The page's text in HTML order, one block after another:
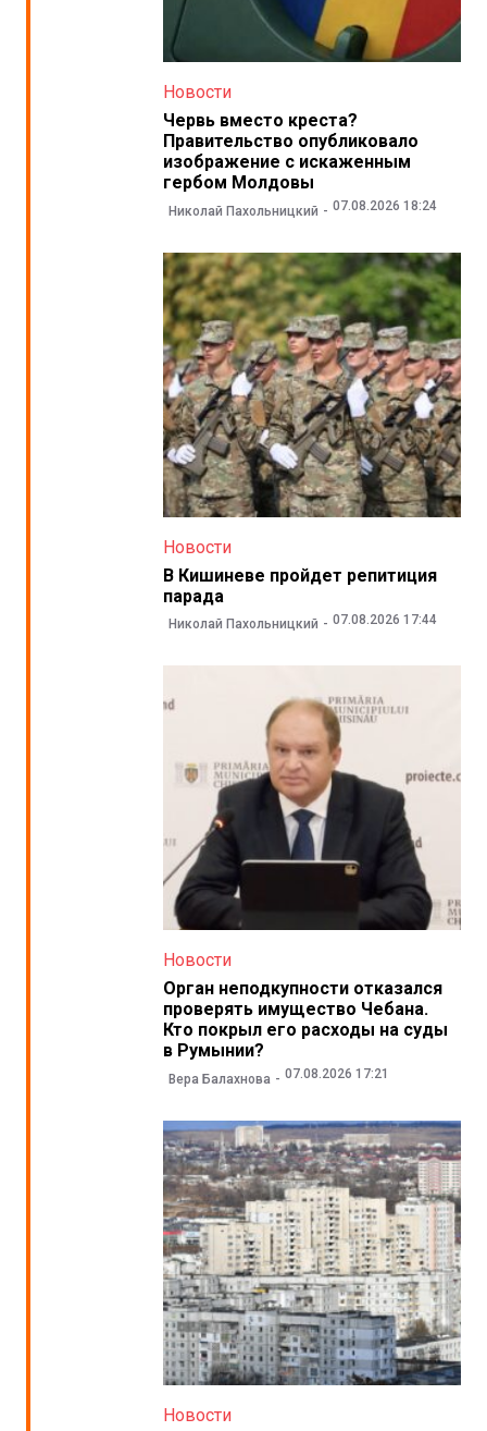
Новости
Червь вместо креста?
Правительство опубликовало
изображение с искаженным
гербом Молдовы
Николай Пахольницкий 07.08.2026 18:24
Новости
В Кишиневе пройдет репитиция
парада
Николай Пахольницкий 07.08.2026 17:44
Новости
Орган неподкупности отказался
проверять имущество Чебана.
Кто покрыл его расходы на суды
в Румынии?
Вера Балахнова 07.08.2026 17:21
Новости